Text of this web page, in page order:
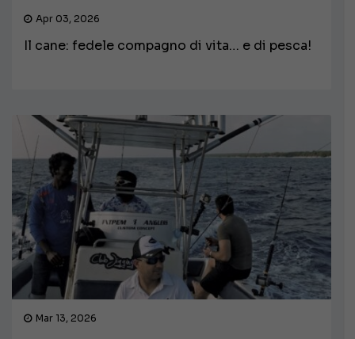
Apr 03, 2026
Il cane: fedele compagno di vita… e di pesca!
Mar 13, 2026